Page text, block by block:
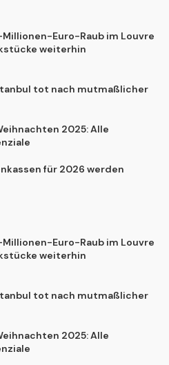
Euro-Raub im Louvre
weiterhin
tot nach mutmaßlicher
2025: Alle
für 2026 werden
Euro-Raub im Louvre
weiterhin
tot nach mutmaßlicher
2025: Alle